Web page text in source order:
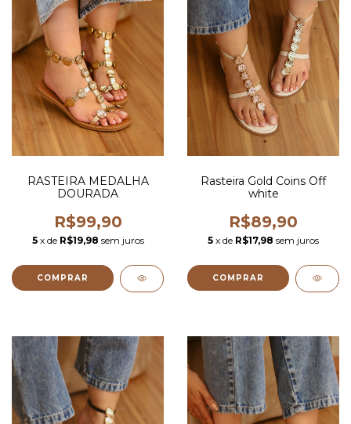
RASTEIRA MEDALHA
DOURADA
R$99,90
5 x de R$19,98 sem juros
COMPRAR
Rasteira Gold Coins Off
white
R$89,90
5 x de R$17,98 sem juros
COMPRAR